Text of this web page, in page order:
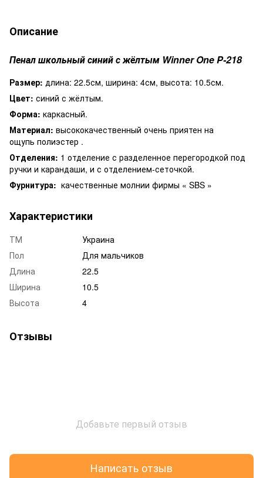
Описание
Пенал школьный синий с жёлтым Winner One P-218
Размер: длина: 22.5см, ширина: 4см, высота: 10.5см.
Цвет: синий с жёлтым.
Форма: каркасный.
Материал: высококачественный очень приятен на
ощупь полиэстер .
Отделения: 1 отделение с разделенное перегородкой под
ручки и карандаши, и с отделением-сеточкой.
Фурнитура: качественные молнии фирмы « SBS »
Характеристики
ТМ
Украина
Пол
Для мальчиков
Длина
22.5
Ширина
10.5
Высота
4
Отзывы
Добавьте первый отзыв
Написать отзыв